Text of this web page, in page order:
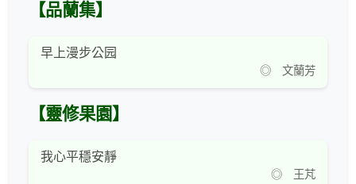
【品蘭集】
早上漫步公园
◎ 文蘭芳
【靈修果園】
我心平穩安靜
◎ 王芃